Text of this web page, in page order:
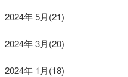
2024年 5月(21)
2024年 3月(20)
2024年 1月(18)